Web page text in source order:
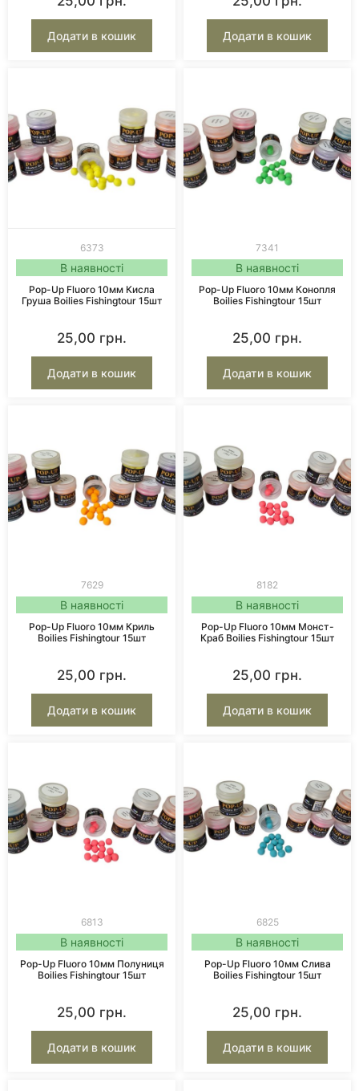
Додати в кошик Додати в кошик
6373
В наявності
Pop-Up Fluoro 10мм Кисла
Груша Boilies Fishingtour 15шт
25,00 грн.
Додати в кошик
7341
В наявності
Pop-Up Fluoro 10мм Конопля
Boilies Fishingtour 15шт
25,00 грн.
Додати в кошик
7629
В наявності
Pop-Up Fluoro 10мм Криль
Boilies Fishingtour 15шт
25,00 грн.
Додати в кошик
8182
В наявності
Pop-Up Fluoro 10мм Монст-
Краб Boilies Fishingtour 15шт
25,00 грн.
Додати в кошик
6813
В наявності
Pop-Up Fluoro 10мм Полуниця
Boilies Fishingtour 15шт
25,00 грн.
Додати в кошик
6825
В наявності
Pop-Up Fluoro 10мм Слива
Boilies Fishingtour 15шт
25,00 грн.
Додати в кошик